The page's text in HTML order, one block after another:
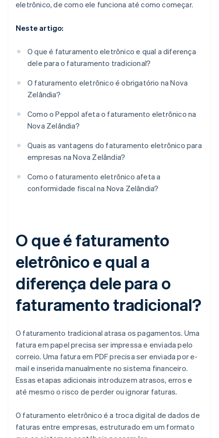
eletrônico, de como ele funciona até como começar.
Neste artigo:
O que é faturamento eletrônico e qual a diferença
dele para o faturamento tradicional?
O faturamento eletrônico é obrigatório na Nova
Zelândia?
Como o Peppol afeta o faturamento eletrônico na
Nova Zelândia?
Quais as vantagens do faturamento eletrônico para
empresas na Nova Zelândia?
Como o faturamento eletrônico afeta a
conformidade fiscal na Nova Zelândia?
O que é faturamento
eletrônico e qual a
diferença dele para o
faturamento tradicional?
O faturamento tradicional atrasa os pagamentos. Uma
fatura em papel precisa ser impressa e enviada pelo
correio. Uma fatura em PDF precisa ser enviada por e-
mail e inserida manualmente no sistema financeiro.
Essas etapas adicionais introduzem atrasos, erros e
até mesmo o risco de perder ou ignorar faturas.
O faturamento eletrônico é a troca digital de dados de
faturas entre empresas, estruturado em um formato